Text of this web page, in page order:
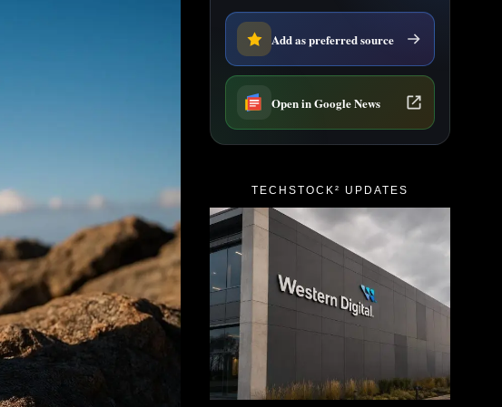
Add as preferred source
Open in Google News
TECHSTOCK² UPDATES